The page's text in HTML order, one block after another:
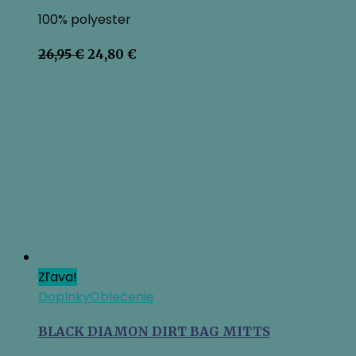
100% polyester
26,95€ Pôvodná
24,80 €
Zľava!
DoplnkyOblečenie
BLACK DIAMON DIRT BAG MITTS